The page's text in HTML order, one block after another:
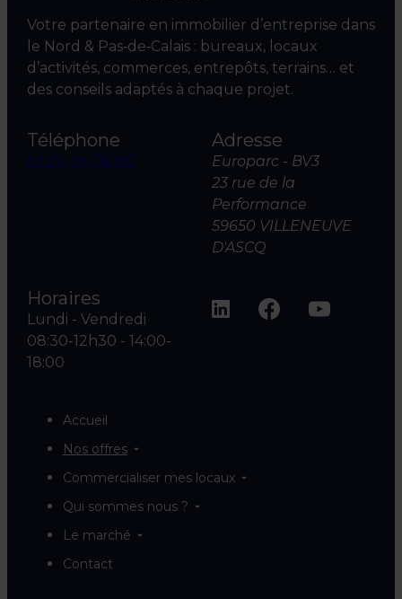
Votre partenaire en immobilier d’entreprise dans
le Nord & Pas‑de‑Calais : bureaux, locaux
d’activités, commerces, entrepôts, terrains… et
des conseils adaptés à chaque projet.
Téléphone
03 20 04 06 00
Adresse
Europarc - BV3
23 rue de la
Performance
59650 VILLENEUVE
D'ASCQ
Horaires
Lundi - Vendredi
08:30-12h30 - 14:00-
18:00
Accueil
Nos offres
Commercialiser mes locaux
Qui sommes nous ?
Le marché
Contact